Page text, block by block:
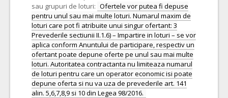
sau grupuri de loturi: Ofertele vor putea fi depuse
pentru unul sau mai multe loturi. Numarul maxim de
loturi care pot fi atribuite unui singur ofertant: 3
Prevederile sectiunii II.1.6) – Impartire in loturi – se vor
aplica conform Anuntului de participare, respectiv un
ofertant poate depune oferte pe unul sau mai multe
loturi. Autoritatea contractanta nu limiteaza numarul
de loturi pentru care un operator economic isi poate
depune oferta si nu va uza de prevederile art. 141
alin. 5,6,7,8,9 si 10 din Legea 98/2016.